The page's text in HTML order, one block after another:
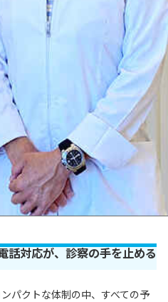
話対応が、診察の手を止める
パクトな体制の中、すべての予